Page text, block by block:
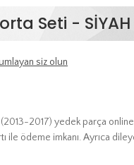
Seti -
siz olun
2017) yedek parça
ile ödeme imkanı. Ayrıca